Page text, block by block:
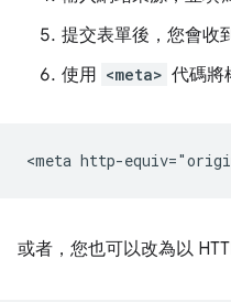
提交表單後，您會收
使用 <meta> 代碼將
或者，您也可以改為以